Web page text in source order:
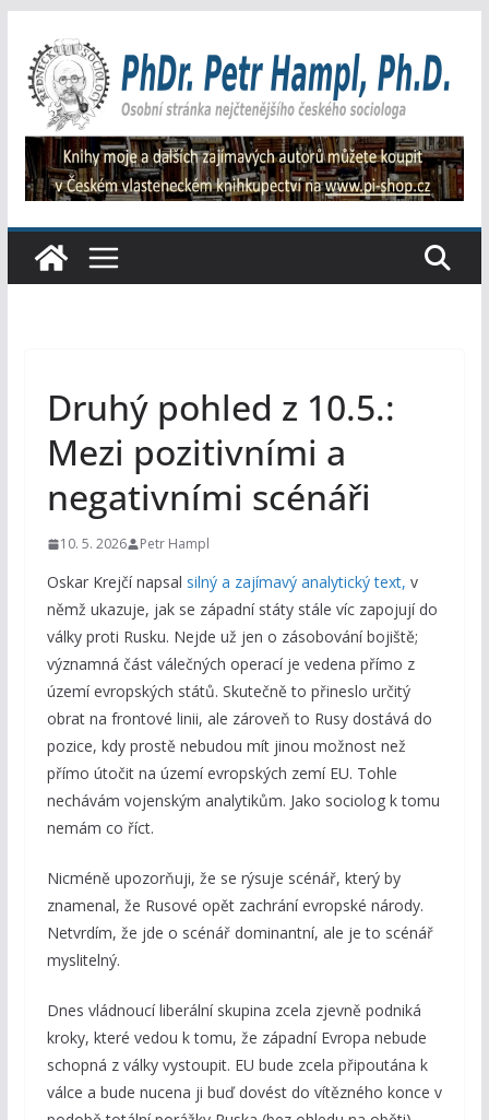
obsah
Druhý pohled z 10.5.:
Mezi pozitivními a
negativními scénáři
10. 5. 2026 Petr Hampl
Oskar Krejčí napsal silný a zajímavý analytický text, v
němž ukazuje, jak se západní státy stále víc zapojují do
války proti Rusku. Nejde už jen o zásobování bojiště;
významná část válečných operací je vedena přímo z
území evropských států. Skutečně to přineslo určitý
obrat na frontové linii, ale zároveň to Rusy dostává do
pozice, kdy prostě nebudou mít jinou možnost než
přímo útočit na území evropských zemí EU. Tohle
nechávám vojenským analytikům. Jako sociolog k tomu
nemám co říct.
Nicméně upozorňuji, že se rýsuje scénář, který by
znamenal, že Rusové opět zachrání evropské národy.
Netvrdím, že jde o scénář dominantní, ale je to scénář
myslitelný.
Dnes vládnoucí liberální skupina zcela zjevně podniká
kroky, které vedou k tomu, že západní Evropa nebude
schopná z války vystoupit. EU bude zcela připoutána k
válce a bude nucena ji buď dovést do vítězného konce v